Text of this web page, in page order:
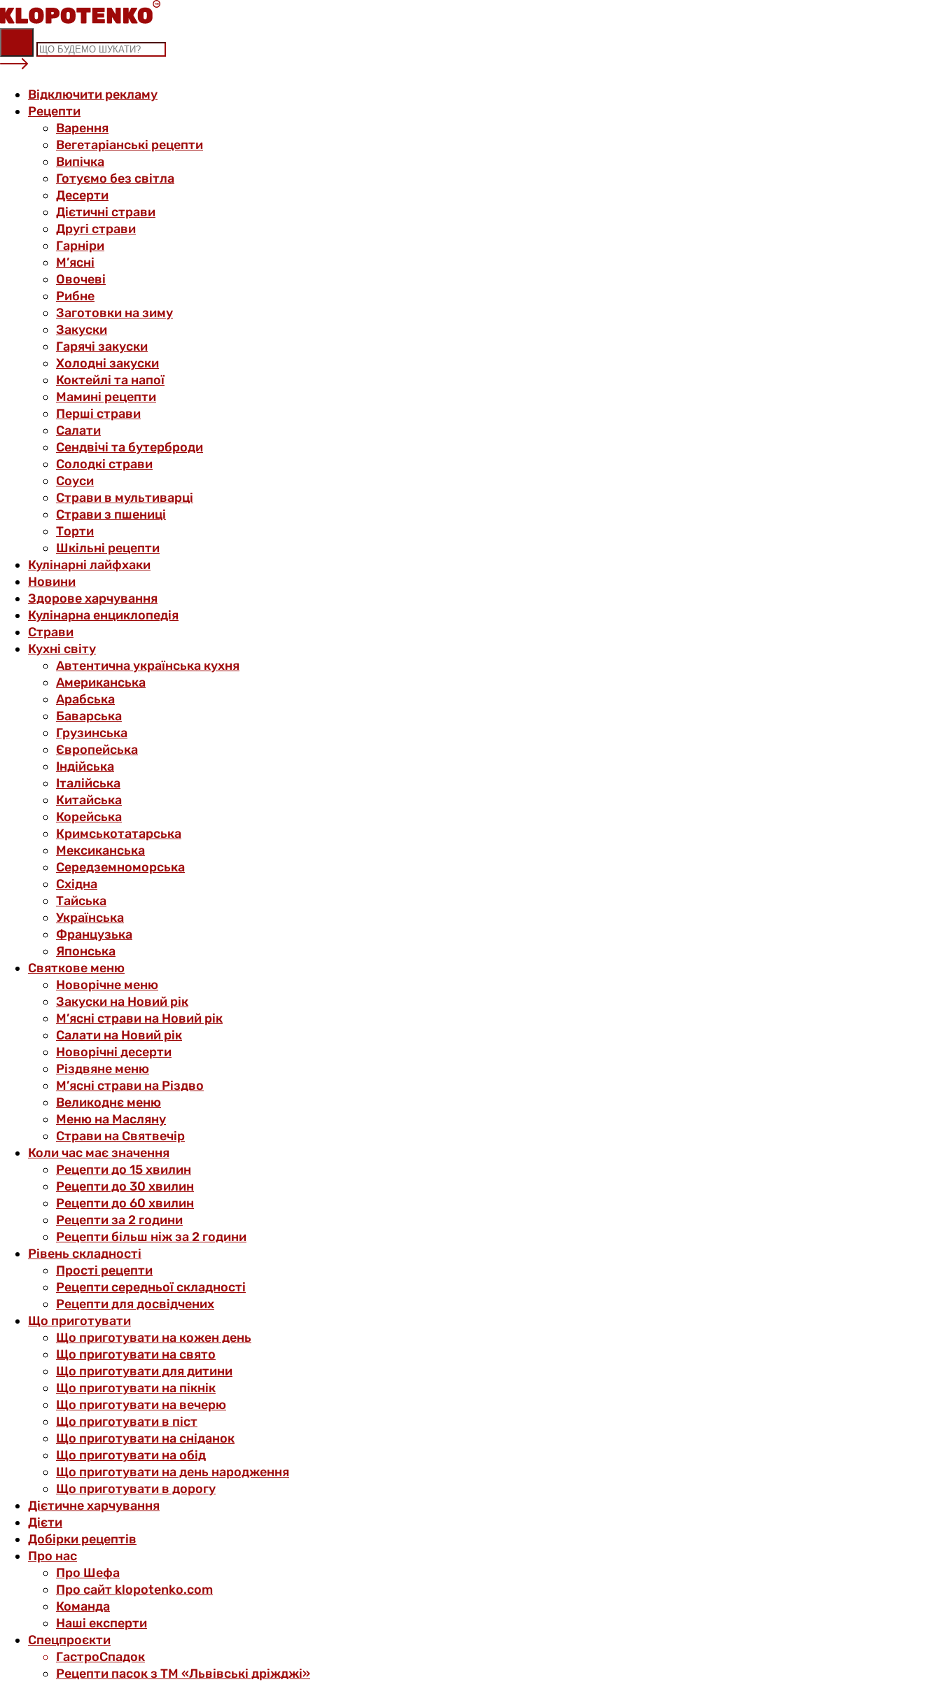
Skip
to
content
Відключити рекламу
Рецепти
Варення
Вегетаріанські рецепти
Випічка
Готуємо без світла
Десерти
Дієтичні страви
Другі страви
Гарніри
М’ясні
Овочеві
Рибне
Заготовки на зиму
Закуски
Гарячі закуски
Холодні закуски
Коктейлі та напої
Мамині рецепти
Перші страви
Салати
Сендвічі та бутерброди
Солодкі страви
Соуси
Страви в мультиварці
Страви з пшениці
Торти
Шкільні рецепти
Кулінарні лайфхаки
Новини
Здорове харчування
Кулінарна енциклопедія
Страви
Кухні світу
Автентична українська кухня
Американська
Арабська
Баварська
Грузинська
Європейська
Індійська
Італійська
Китайська
Корейська
Кримськотатарська
Мексиканська
Середземноморська
Східна
Тайська
Українська
Французька
Японська
Святкове меню
Новорічне меню
Закуски на Новий рік
М’ясні страви на Новий рік
Салати на Новий рік
Новорічні десерти
Різдвяне меню
М’ясні страви на Різдво
Великоднє меню
Меню на Масляну
Страви на Святвечір
Коли час має значення
Рецепти до 15 хвилин
Рецепти до 30 хвилин
Рецепти до 60 хвилин
Рецепти за 2 години
Рецепти більш ніж за 2 години
Рівень складності
Прості рецепти
Рецепти середньої складності
Рецепти для досвідчених
Що приготувати
Що приготувати на кожен день
Що приготувати на свято
Що приготувати для дитини
Що приготувати на пікнік
Що приготувати на вечерю
Що приготувати в піст
Що приготувати на сніданок
Що приготувати на обід
Що приготувати на день народження
Що приготувати в дорогу
Дієтичне харчування
Дієти
Добірки рецептів
Про нас
Про Шефа
Про сайт klopotenko.com
Команда
Наші експерти
Спецпроєкти
ГастроСпадок
Рецепти пасок з ТМ «Львівські дріжджі»